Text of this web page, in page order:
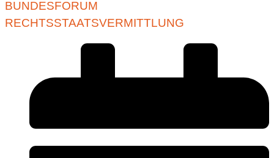
BUNDESFORUM
RECHTSSTAATSVERMITTLUNG